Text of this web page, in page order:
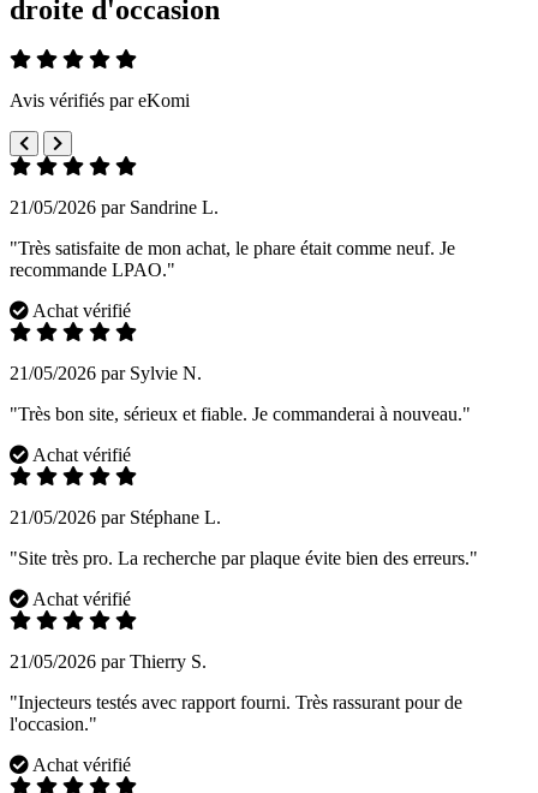
droite d'occasion
Avis vérifiés par eKomi
21/05/2026 par Sandrine L.
"Très satisfaite de mon achat, le phare était comme neuf. Je
recommande LPAO."
Achat vérifié
21/05/2026 par Sylvie N.
"Très bon site, sérieux et fiable. Je commanderai à nouveau."
Achat vérifié
21/05/2026 par Stéphane L.
"Site très pro. La recherche par plaque évite bien des erreurs."
Achat vérifié
21/05/2026 par Thierry S.
"Injecteurs testés avec rapport fourni. Très rassurant pour de
l'occasion."
Achat vérifié